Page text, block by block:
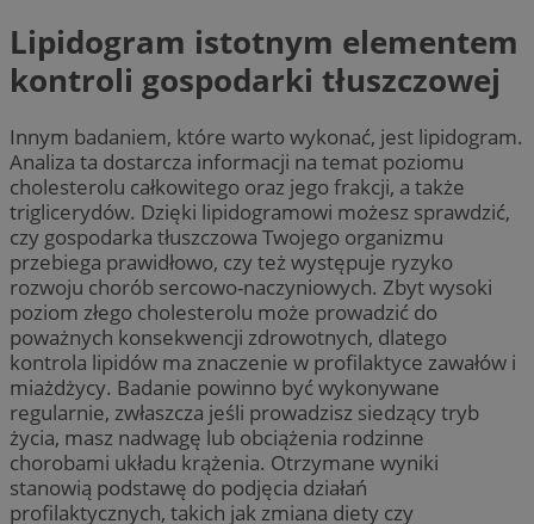
Lipidogram istotnym elementem
kontroli gospodarki tłuszczowej
Innym badaniem, które warto wykonać, jest lipidogram.
Analiza ta dostarcza informacji na temat poziomu
cholesterolu całkowitego oraz jego frakcji, a także
triglicerydów. Dzięki lipidogramowi możesz sprawdzić,
czy gospodarka tłuszczowa Twojego organizmu
przebiega prawidłowo, czy też występuje ryzyko
rozwoju chorób sercowo-naczyniowych. Zbyt wysoki
poziom złego cholesterolu może prowadzić do
poważnych konsekwencji zdrowotnych, dlatego
kontrola lipidów ma znaczenie w profilaktyce zawałów i
miażdżycy. Badanie powinno być wykonywane
regularnie, zwłaszcza jeśli prowadzisz siedzący tryb
życia, masz nadwagę lub obciążenia rodzinne
chorobami układu krążenia. Otrzymane wyniki
stanowią podstawę do podjęcia działań
profilaktycznych, takich jak zmiana diety czy